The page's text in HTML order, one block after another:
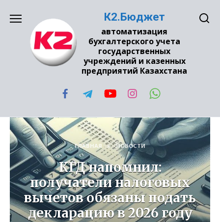
содержанию
К2.Бюджет
автоматизация
бухгалтерского учета
государственных
учреждений и казенных
предприятий Казахстана
ГЛАВНАЯ » НОВОСТИ
КГД напомнил:
получатели налоговых
вычетов обязаны подать
декларацию в 2026 году